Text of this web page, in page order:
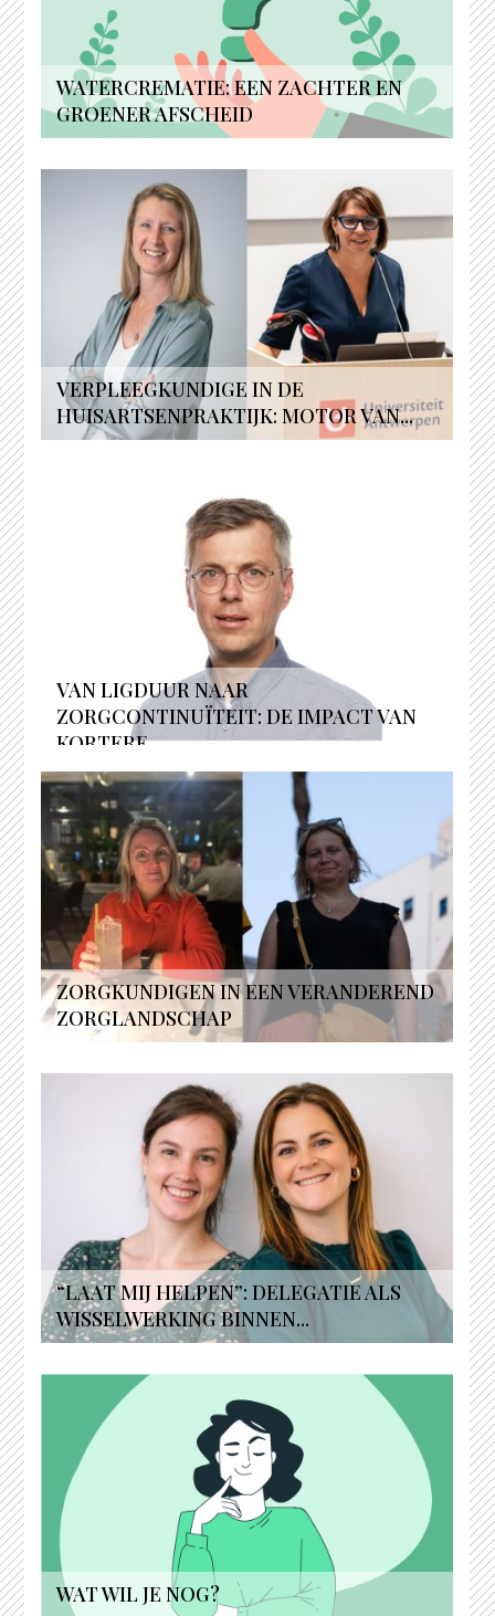
WATERCREMATIE: EEN ZACHTER EN
GROENER AFSCHEID
VERPLEEGKUNDIGE IN DE
HUISARTSENPRAKTIJK: MOTOR VAN...
VAN LIGDUUR NAAR
ZORGCONTINUÏTEIT: DE IMPACT VAN
KORTERE...
ZORGKUNDIGEN IN EEN VERANDEREND
ZORGLANDSCHAP
“LAAT MIJ HELPEN”: DELEGATIE ALS
WISSELWERKING BINNEN...
WAT WIL JE NOG?